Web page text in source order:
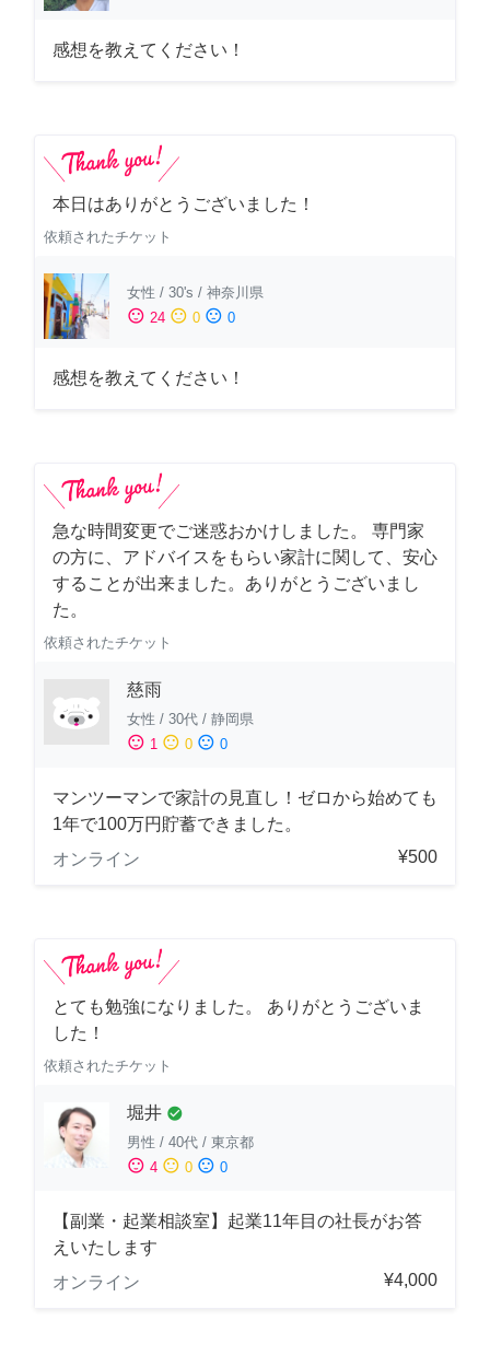
感想を教えてください！
本日はありがとうございました！
依頼されたチケット
女性 / 30's / 神奈川県
sentiment_satisfied 24 sentiment_neutral 0 sentiment_dissatisfied 0
感想を教えてください！
急な時間変更でご迷惑おかけしました。 専門家
の方に、アドバイスをもらい家計に関して、安心
することが出来ました。ありがとうございまし
た。
依頼されたチケット
慈雨
女性 / 30代 / 静岡県
sentiment_satisfied 1 sentiment_neutral 0 sentiment_dissatisfied 0
マンツーマンで家計の見直し！ゼロから始めても
1年で100万円貯蓄できました。
オンライン
¥500
とても勉強になりました。 ありがとうございま
した！
依頼されたチケット
堀井 check_circle
男性 / 40代 / 東京都
sentiment_satisfied 4 sentiment_neutral 0 sentiment_dissatisfied 0
【副業・起業相談室】起業11年目の社長がお答
えいたします
オンライン
¥4,000